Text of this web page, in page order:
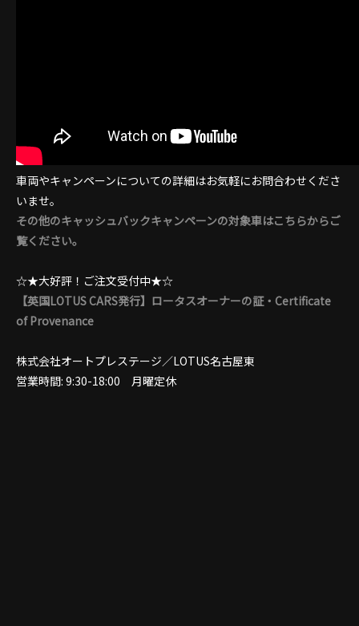
車両やキャンペーンについての詳細はお気軽にお問合わせくださ
いませ。
その他のキャッシュバックキャンペーンの対象車はこちらからご
覧ください。
☆★大好評！ご注文受付中★☆
【英国LOTUS CARS発行】ロータスオーナーの証・Certificate
of Provenance
株式会社オートプレステージ／LOTUS名古屋東
営業時間: 9:30-18:00 月曜定休